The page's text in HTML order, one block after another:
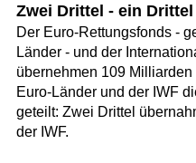
Zwei Drittel - ein Drittel
Der Euro-Rettungsfonds -
Länder - und der
übernehmen 109
Euro-Länder und der IWF
geteilt: Zwei Drittel
der IWF.